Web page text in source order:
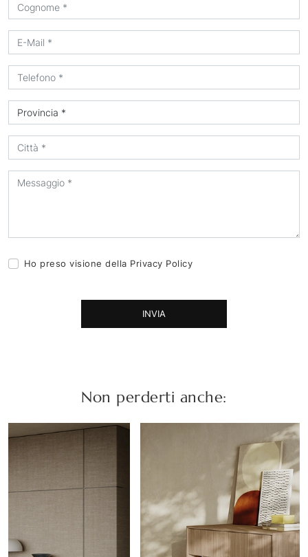
Ho preso visione della Privacy Policy
INVIA
Non perderti anche: